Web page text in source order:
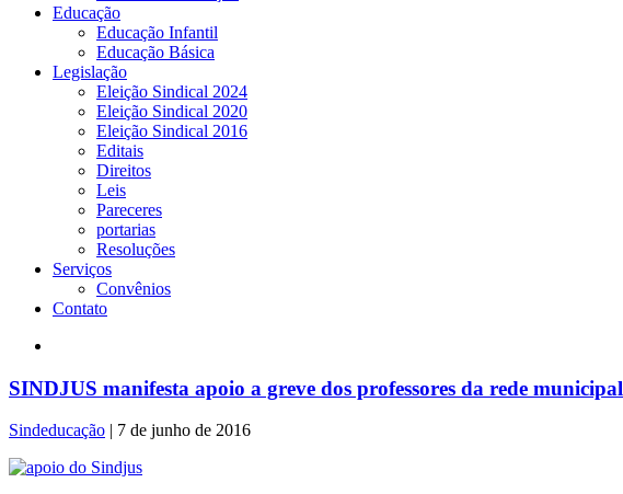
Educação
Educação Infantil
Educação Básica
Legislação
Eleição Sindical 2024
Eleição Sindical 2020
Eleição Sindical 2016
Editais
Direitos
Leis
Pareceres
portarias
Resoluções
Serviços
Convênios
Contato
SINDJUS manifesta apoio a greve dos professores da rede municipal
Sindeducação | 7 de junho de 2016